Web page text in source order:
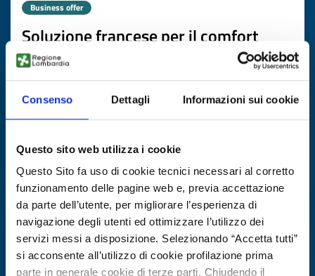
Consenso Dettagli Informazioni sui cookie
Questo sito web utilizza i cookie
Questo Sito fa uso di cookie tecnici necessari al corretto
funzionamento delle pagine web e, previa accettazione
da parte dell’utente, per migliorare l’esperienza di
navigazione degli utenti ed ottimizzare l’utilizzo dei
servizi messi a disposizione. Selezionando “Accetta tutti”
si acconsente all’utilizzo di cookie profilazione prima
parte in generale cookie di terze parti. Chiudendo il
Business offer
Soluzione francese per il comfort
termico sostenibile
ID: BOFR20251104012
DISCOVER MORE →
Expires on20 novembre 2026